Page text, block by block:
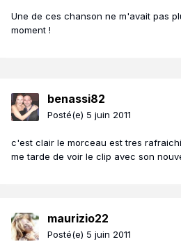
Une de ces chanson ne m'avait pas
moment !
benassi82
Posté(e) 5 juin 2011
c'est clair le morceau est tres
me tarde de voir le clip avec son
maurizio22
Posté(e) 5 juin 2011